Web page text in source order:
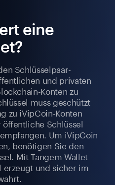
eine
Schlüsselpaar-
und privaten
Konten zu
muss geschützt
zu iVipCoin-Konten
Schlüssel
Um iVipCoin
benötigen Sie den
Mit Tangem Wallet
und sicher im